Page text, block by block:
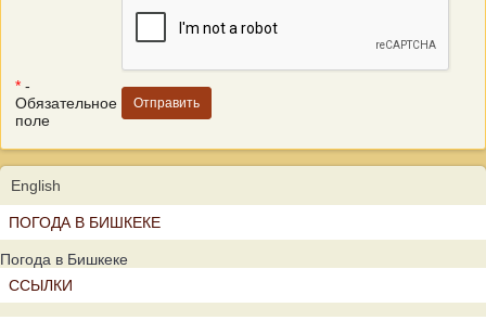
* -
Обязательное
поле
English
ПОГОДА В БИШКЕКЕ
Погода в Бишкеке
ССЫЛКИ